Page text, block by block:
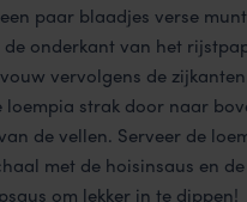
paar blaadjes verse
de onderkant van het
vervolgens de
loempia strak door naar
de vellen. Serveer de
met de hoisinsaus en
om lekker in te dippen!